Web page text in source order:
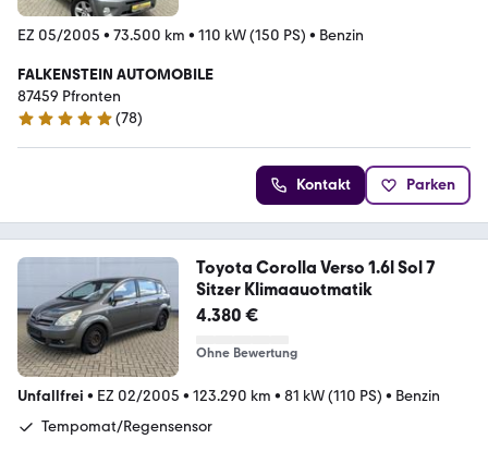
EZ 05/2005 • 73.500 km • 110 kW (150 PS) • Benzin
FALKENSTEIN AUTOMOBILE
87459 Pfronten
4.9 Sterne
(78)
Kontakt Parken
Toyota Corolla Verso 1.6l Sol 7
Sitzer Klimaauotmatik
4.380 €
Ohne Bewertung
Unfallfrei • EZ 02/2005 • 123.290 km • 81 kW (110 PS) • Benzin
Tempomat/Regensensor